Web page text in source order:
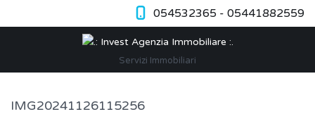
054532365 - 05441882559
Servizi Immobiliari
IMG20241126115256